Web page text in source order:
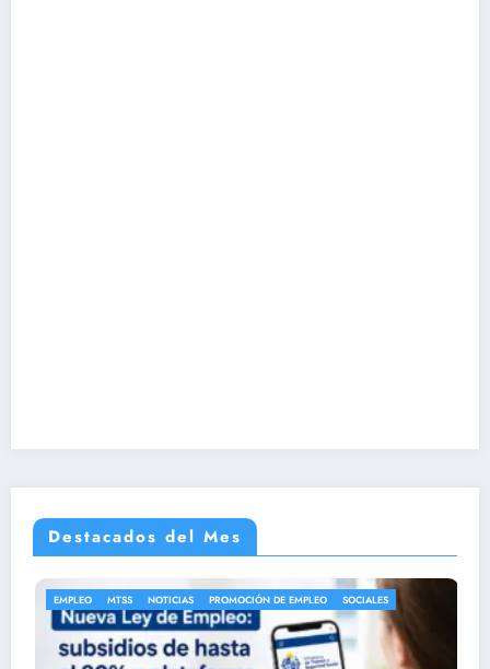
Destacados del Mes
DE EMPLEO SOCIALES ANEP BECAS
EDUCACIÓN INICIAL
NOTICIAS
SOCIALES